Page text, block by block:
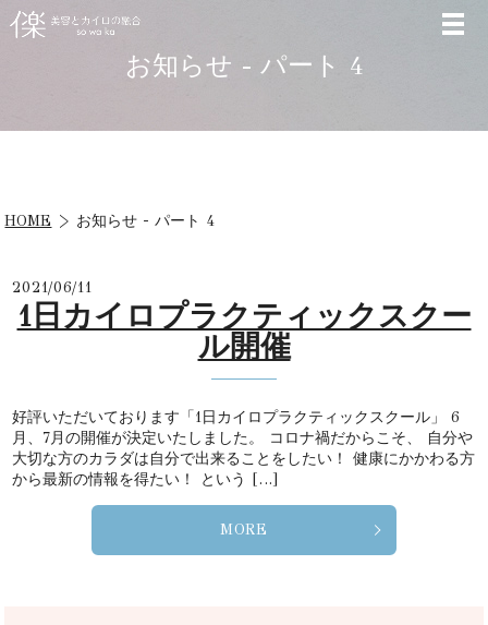
お知らせ - パート 4
HOME お知らせ - パート 4
2021/06/11
1日カイロプラクティックスクー
ル開催
好評いただいております「1日カイロプラクティックスクール」 6
月、7月の開催が決定いたしました。 コロナ禍だからこそ、 自分や
大切な方のカラダは自分で出来ることをしたい！ 健康にかかわる方
から最新の情報を得たい！ という […]
MORE